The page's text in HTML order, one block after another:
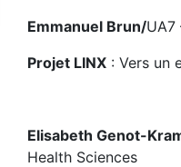
Emmanuel Brun/UA7
Projet LINX : Vers un
Elisabeth Genot-
Health Sciences